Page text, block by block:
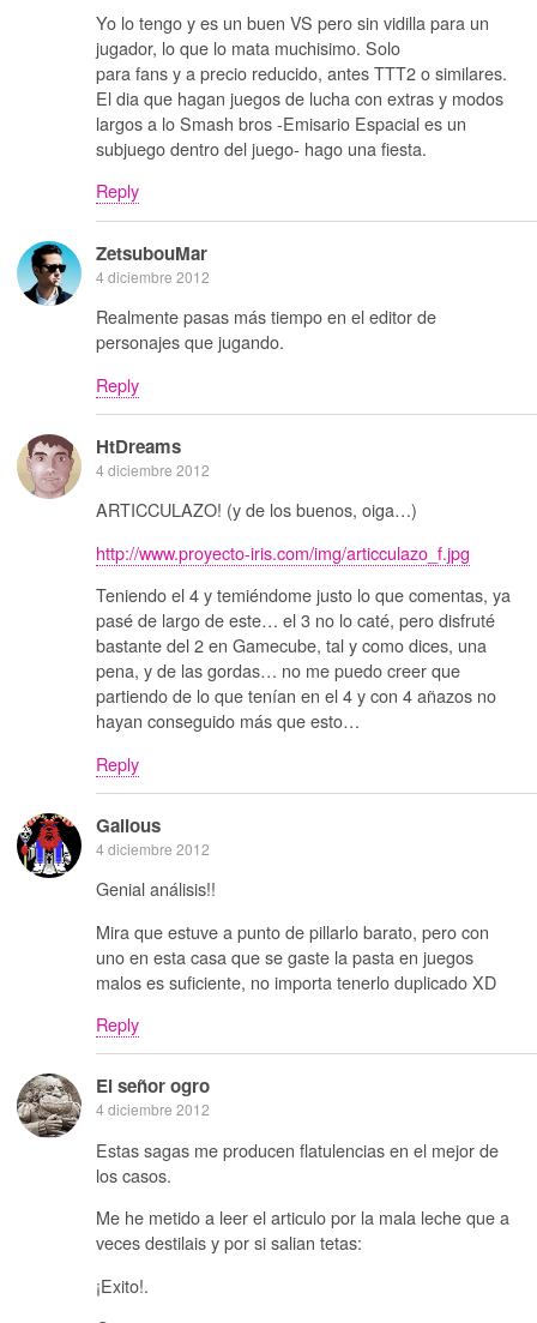
Yo lo tengo y es un buen VS pero sin vidilla para un
jugador, lo que lo mata muchisimo. Solo
para fans y a precio reducido, antes TTT2 o similares.
El dia que hagan juegos de lucha con extras y modos
largos a lo Smash bros -Emisario Espacial es un
subjuego dentro del juego- hago una fiesta.
Reply
ZetsubouMar
4 diciembre 2012
Realmente pasas más tiempo en el editor de
personajes que jugando.
Reply
HtDreams
4 diciembre 2012
ARTICCULAZO! (y de los buenos, oiga…)
http://www.proyecto-iris.com/img/articculazo_f.jpg
Teniendo el 4 y temiéndome justo lo que comentas, ya
pasé de largo de este… el 3 no lo caté, pero disfruté
bastante del 2 en Gamecube, tal y como dices, una
pena, y de las gordas… no me puedo creer que
partiendo de lo que tenían en el 4 y con 4 añazos no
hayan conseguido más que esto…
Reply
Galious
4 diciembre 2012
Genial análisis!!
Mira que estuve a punto de pillarlo barato, pero con
uno en esta casa que se gaste la pasta en juegos
malos es suficiente, no importa tenerlo duplicado XD
Reply
El señor ogro
4 diciembre 2012
Estas sagas me producen flatulencias en el mejor de
los casos.
Me he metido a leer el articulo por la mala leche que a
veces destilais y por si salian tetas:
¡Exito!.